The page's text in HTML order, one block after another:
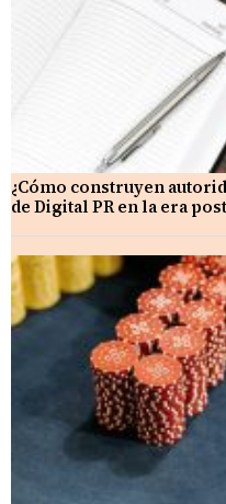
¿Cómo construyen
de Digital PR en la era